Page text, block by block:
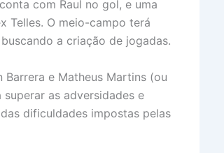
com Raul no gol, e uma
Telles. O meio-campo terá
a criação de jogadas.
e Matheus Martins (ou
as adversidades e
dificuldades impostas pelas